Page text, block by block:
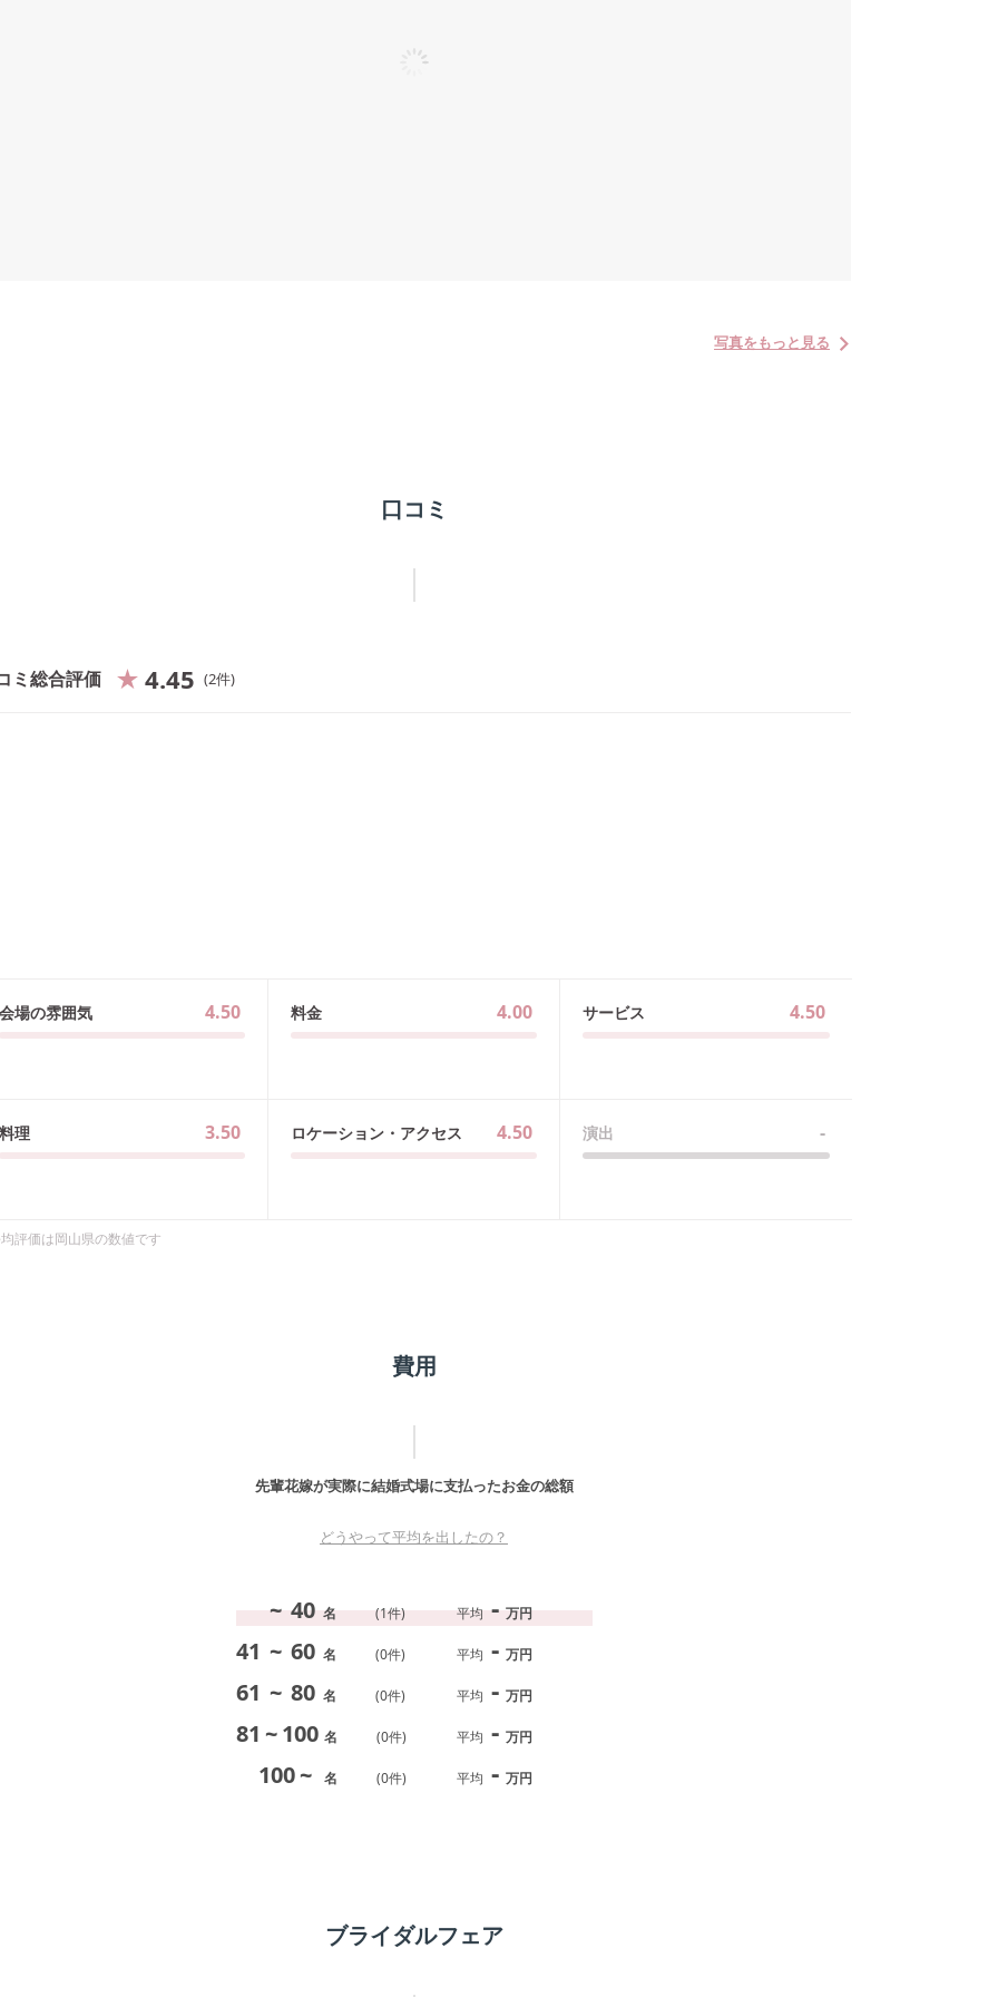
写真をもっと見る
口コミ
ミ総合評価 4.45 2件
会場の雰囲気 4.50 料金 4.00 サービス 4.50
料理 3.50 ロケーション・アクセス 4.50 演出 -
評価は岡山県の数値です
費用
先輩花嫁が実際に結婚式場に支払ったお金の総額
どうやって平均を出したの？
~ 40 名 (1件) 平均 - 万円
41 ~ 60 名 (0件) 平均 - 万円
61 ~ 80 名 (0件) 平均 - 万円
81 ~ 100 名 (0件) 平均 - 万円
100~ 名 (0件) 平均 - 万円
ブライダルフェア